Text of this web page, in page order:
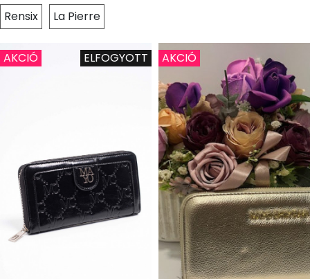
Rensix La Pierre
AKCIÓ ELFOGYOTT AKCIÓ